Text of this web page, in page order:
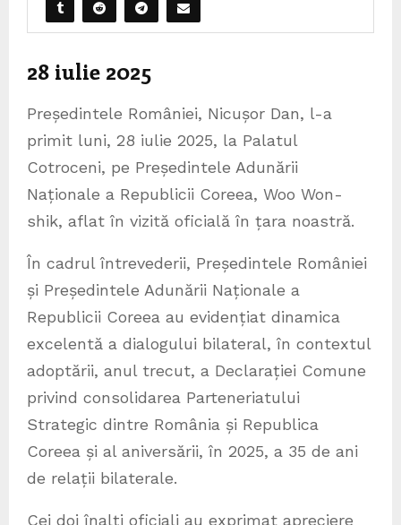
28 iulie 2025
Președintele României, Nicușor Dan, l-a
primit luni, 28 iulie 2025, la Palatul
Cotroceni, pe Președintele Adunării
Naționale a Republicii Coreea, Woo Won-
shik, aflat în vizită oficială în țara noastră.
În cadrul întrevederii, Președintele României
și Președintele Adunării Naționale a
Republicii Coreea au evidențiat dinamica
excelentă a dialogului bilateral, în contextul
adoptării, anul trecut, a Declarației Comune
privind consolidarea Parteneriatului
Strategic dintre România și Republica
Coreea și al aniversării, în 2025, a 35 de ani
de relații bilaterale.
Cei doi înalți oficiali au exprimat apreciere